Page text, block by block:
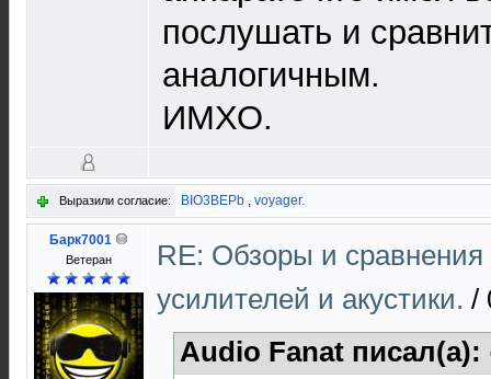
послушать и
аналогичным.
ИМХО.
Выразили согласие: BIO3BEPb , voyager.
Барк7001
Ветеран
RE: Обзоры и
усилителей и акустики. /
Audio Fanat писал(а):